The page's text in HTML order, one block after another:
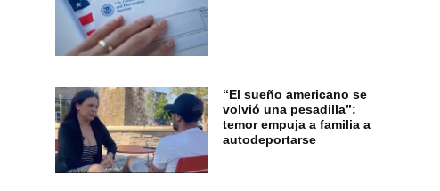
“El sueño americano se
volvió una pesadilla”:
temor empuja a familia a
autodeportarse